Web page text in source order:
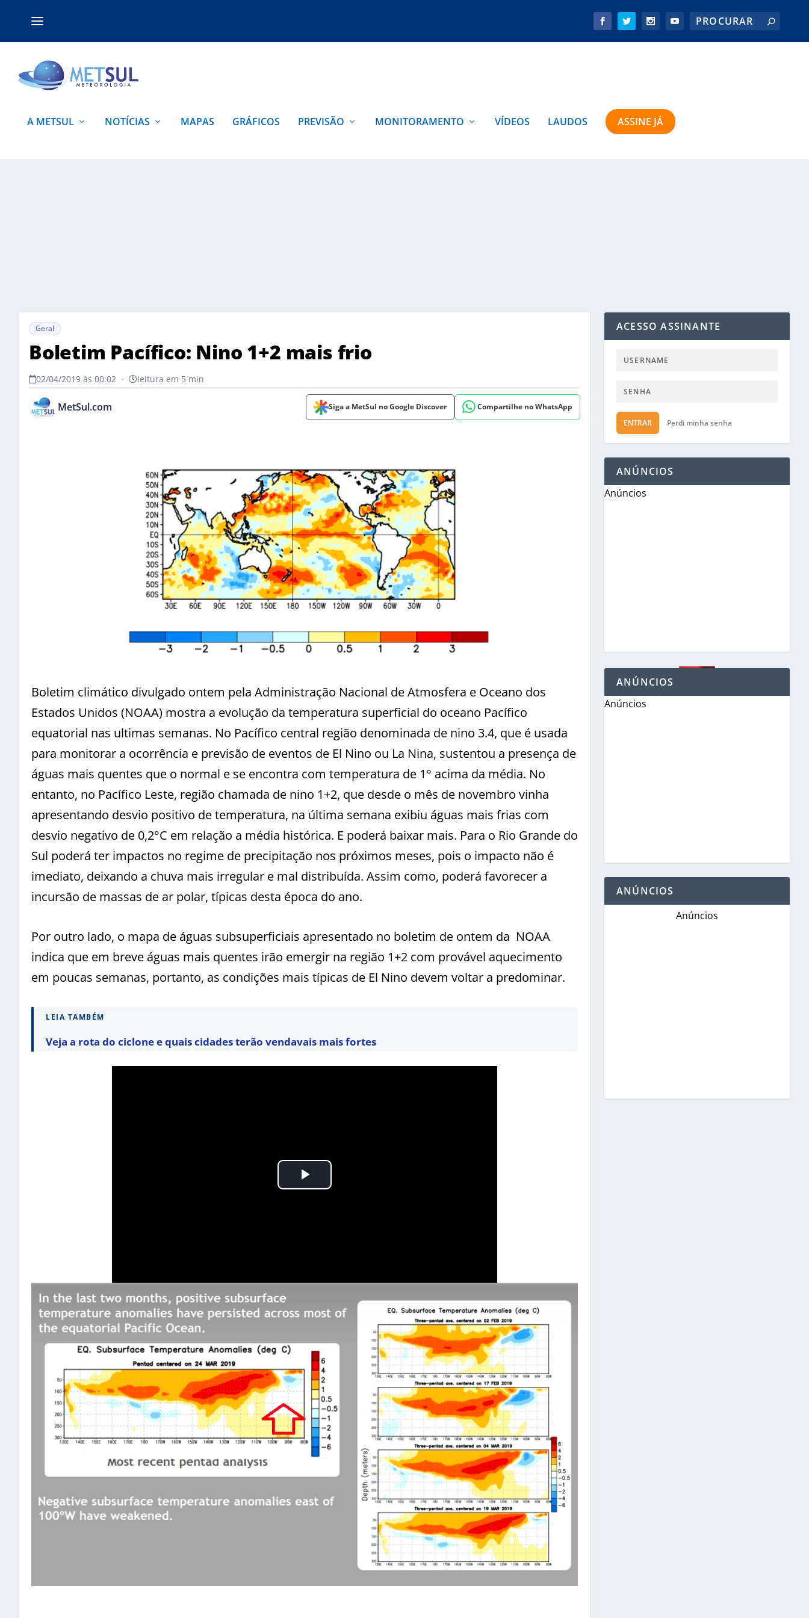
A METSUL NOTÍCIAS MAPAS GRÁFICOS PREVISÃO MONITORAMENTO VÍDEOS LAUDOS ASSINE JÁ
Geral
Boletim Pacífico: Nino 1+2 mais frio
02/04/2019 às 00:02 • leitura em 5 min
MetSul.com Siga a MetSul no Google Discover Compartilhe no WhatsApp
Boletim climático divulgado ontem pela Administração Nacional de Atmosfera e Oceano dos
Estados Unidos (NOAA) mostra a evolução da temperatura superficial do oceano Pacífico
equatorial nas ultimas semanas. No Pacífico central região denominada de nino 3.4, que é usada
para monitorar a ocorrência e previsão de eventos de El Nino ou La Nina, sustentou a presença de
águas mais quentes que o normal e se encontra com temperatura de 1° acima da média. No
entanto, no Pacífico Leste, região chamada de nino 1+2, que desde o mês de novembro vinha
apresentando desvio positivo de temperatura, na última semana exibiu águas mais frias com
desvio negativo de 0,2°C em relação a média histórica. E poderá baixar mais. Para o Rio Grande do
Sul poderá ter impactos no regime de precipitação nos próximos meses, pois o impacto não é
imediato, deixando a chuva mais irregular e mal distribuída. Assim como, poderá favorecer a
incursão de massas de ar polar, típicas desta época do ano.
Por outro lado, o mapa de águas subsuperficiais apresentado no boletim de ontem da NOAA
indica que em breve águas mais quentes irão emergir na região 1+2 com provável aquecimento
em poucas semanas, portanto, as condições mais típicas de El Nino devem voltar a predominar.
LEIA TAMBÉM
Veja a rota do ciclone e quais cidades terão vendavais mais fortes
ACESSO ASSINANTE
ENTRAR Perdi minha senha
ANÚNCIOS
Anúncios
ANÚNCIOS
Anúncios
ANÚNCIOS
Anúncios